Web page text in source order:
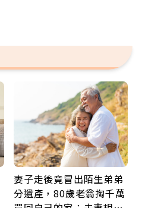
妻子走後竟冒出陌生弟弟
分遺產，80歲老翁掏千萬